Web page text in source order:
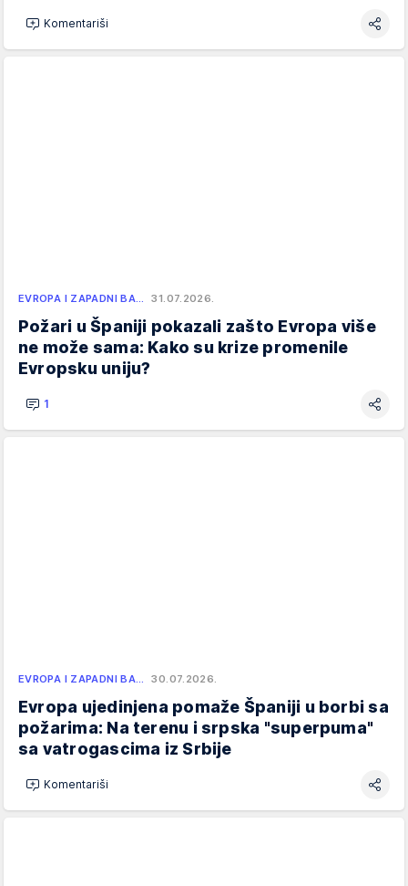
Komentariši
EVROPA I ZAPADNI BA… 31.07.2026.
Požari u Španiji pokazali zašto Evropa više
ne može sama: Kako su krize promenile
Evropsku uniju?
1
EVROPA I ZAPADNI BA… 30.07.2026.
Evropa ujedinjena pomaže Španiji u borbi sa
požarima: Na terenu i srpska "superpuma"
sa vatrogascima iz Srbije
Komentariši